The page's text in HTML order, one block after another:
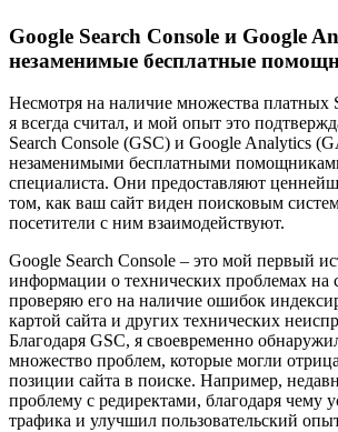
Google Search Console и Google
незаменимые бесплатные
Несмотря на наличие множества платных
я всегда считал, и мой опыт это
Search Console (GSC) и Google Analytics
незаменимыми бесплатными
специалиста. Они предоставляют
том, как ваш сайт виден поисковым
посетители с ним взаимодействуют.
Google Search Console – это мой первый
информации о технических проблемах на
проверяю его на наличие ошибок
картой сайта и других технических
Благодаря GSC, я своевременно
множество проблем, которые могли
позиции сайта в поиске. Например,
проблему с редиректами, благодаря чему
трафика и улучшил пользовательский